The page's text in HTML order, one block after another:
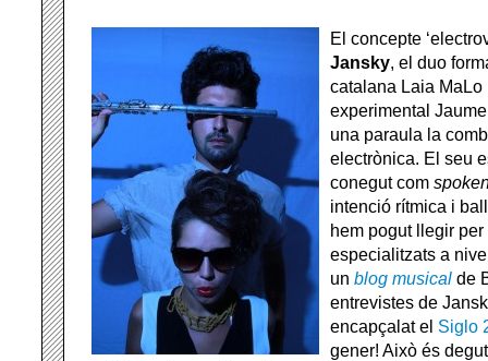
El concepte
Jansky, el duo
catalana Laia MaLo
experimental
una paraula la
electrònica. El seu
conegut com
intenció rítmica i
hem pogut llegir
especialitzats a
un blog musical de
entrevistes de
encapçalat el Siglo
gener! Això és